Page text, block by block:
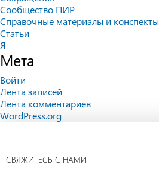
Сообщество ПИР
Справочные материалы и конспекты
Статьи
Я
Мета
Войти
Лента записей
Лента комментариев
WordPress.org
СВЯЖИТЕСЬ С НАМИ